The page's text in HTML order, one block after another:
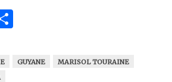
GUYANE
MARISOL TOURAINE